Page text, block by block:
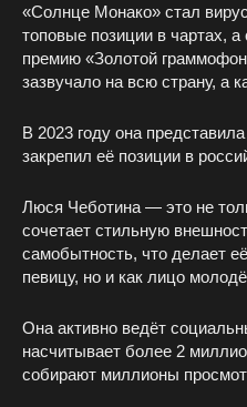
«Солнце Монако» стал
топовые позиции в чартах,
премию «Золотой
зазвучало на всю страну, а
В 2023 году она
закрепил её позиции в
Люся Чеботина — это не
сочетает стильную
самобытность, что делает
певицу, но и как лицо
Она активно ведёт
насчитывает более 2
собирают миллионы